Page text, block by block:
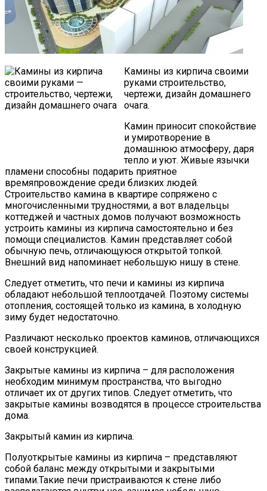
Камины из кирпича своими
руками строительство,
чертежи, дизайн домашнего
очага.
Камин приносит спокойствие
и умиротворение в
домашнюю атмосферу, даря
тепло и уют. Живые язычки
пламени способны подарить приятное
времяпровождение среди близких людей.
Строительство камина в квартире сопряжено с
многочисленными трудностями, а вот владельцы
коттеджей и частных домов получают возможность
устроить камины из кирпича самостоятельно и без
помощи специалистов. Камин представляет собой
обычную печь, отличающуюся открытой топкой.
Внешний вид напоминает небольшую нишу в стене.
Следует отметить, что печи и камины из кирпича
обладают небольшой теплоотдачей. Поэтому системы
отопления, состоящей только из камина, в холодную
зиму будет недостаточно.
Различают несколько проектов каминов, отличающихся
своей конструкцией.
Закрытые камины из кирпича – для расположения
необходим минимум пространства, что выгодно
отличает их от других типов. Следует отметить, что
закрытые камины возводятся в процессе строительства
дома.
Закрытый камин из кирпича.
Полуоткрытые камины из кирпича – представляют
собой баланс между открытыми и закрытыми
типами.Такие печи пристраиваются к стене либо